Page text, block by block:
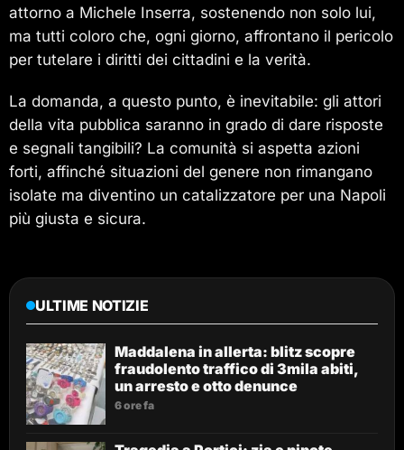
attorno a Michele Inserra, sostenendo non solo lui,
ma tutti coloro che, ogni giorno, affrontano il pericolo
per tutelare i diritti dei cittadini e la verità.
La domanda, a questo punto, è inevitabile: gli attori
della vita pubblica saranno in grado di dare risposte
e segnali tangibili? La comunità si aspetta azioni
forti, affinché situazioni del genere non rimangano
isolate ma diventino un catalizzatore per una Napoli
più giusta e sicura.
ULTIME NOTIZIE
Maddalena in allerta: blitz scopre
fraudolento traffico di 3mila abiti,
un arresto e otto denunce
6 ore fa